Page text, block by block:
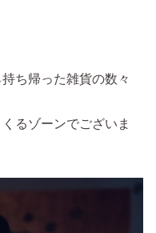
ち帰った雑貨の数々
るゾーンでございま